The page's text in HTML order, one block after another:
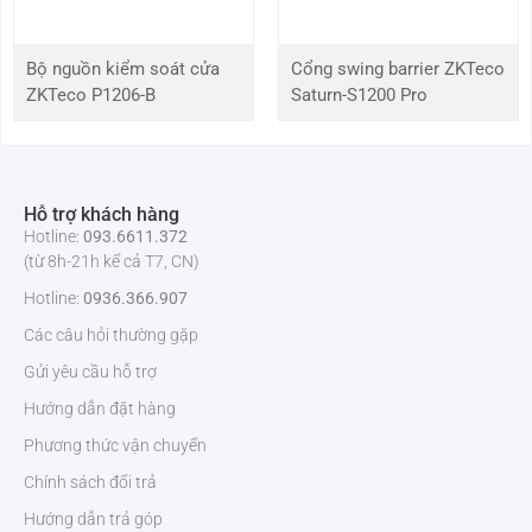
Chế Độ Khẩn Cấp
Trọng Lượng Đóng Gói
(kg)
Tính năng nổi bật của cổng swing barrier SBTL6000
Thiết kế mô-đun, cho phép chuyển đổi nhanh chóng giữa các
loại đầu đọc khác nhau.
lòng bàn tay và nhận diện khuôn mặt.
Sử dụng động cơ servo thông minh cho tốc độ mở nhanh hơn
quyền truy cập trái phép
Bộ nguồn kiểm soát cửa
ZKTeco P1206-B
Cổng swing barrier ZKTeco
Saturn-S1200 Pro
Hỗ trợ khách hàng
Hotline: 093.6611.372
(từ 8h-21h kể cả T7, CN)
Hotline: 0936.366.907
Các câu hỏi thường gặp
Gửi yêu cầu hỗ trợ
Hướng dẫn đặt hàng
Phương thức vận chuyển
Chính sách đổi trả
Hướng dẫn trả góp